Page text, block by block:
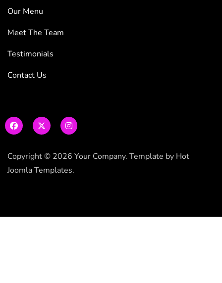
Our Menu
Meet The Team
Testimonials
Contact Us
Copyright © 2026 Your Company. Template by Hot
Joomla Templates.